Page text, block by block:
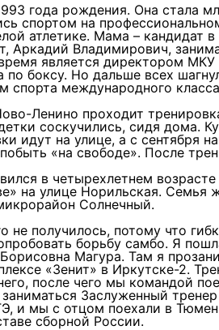
года рождения. Она стала
спортом на
атлетике. Мама – кандидат
Аркадий Владимирович,
является директором
боксу. Но дальше всех
спорта международного
Ленино проходит
соскучились, сидя дома.
идут на улице, а с сентября
«на свободе». После
в четырехлетнем возрасте
на улице Норильская. Семья
Солнечный.
не получилось, потому что
борьбу самбо. Я
Магура. Там я
«Зенит» в Иркутске-2.
после чего мы командой
Заслуженный
и мы с отцом поехали в
сборной России.